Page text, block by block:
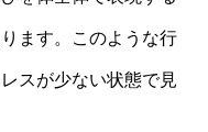
ます。このような行
スが少ない状態で見